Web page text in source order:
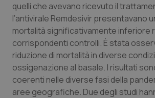
Friuli Venezia Giulia
Lazio
Liguria
Lombardia
Dermatite Atopica
Diabete & glucometri
Disturbi dell’umore
Dolore
quelli che avevano ricevuto il
l’antivirale Remdesivir presentavano
mortalità significativamente inferiore
corrispondenti controlli. È stata
riduzione di mortalità in diverse
ossigenazione al basale. I risultati
coerenti nelle diverse fasi della
aree geografiche. Due degli studi